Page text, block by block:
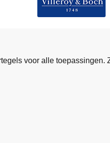
voor alle toepassingen.